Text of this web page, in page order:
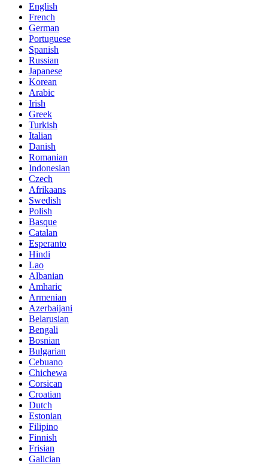
English
French
German
Portuguese
Spanish
Russian
Japanese
Korean
Arabic
Irish
Greek
Turkish
Italian
Danish
Romanian
Indonesian
Czech
Afrikaans
Swedish
Polish
Basque
Catalan
Esperanto
Hindi
Lao
Albanian
Amharic
Armenian
Azerbaijani
Belarusian
Bengali
Bosnian
Bulgarian
Cebuano
Chichewa
Corsican
Croatian
Dutch
Estonian
Filipino
Finnish
Frisian
Galician